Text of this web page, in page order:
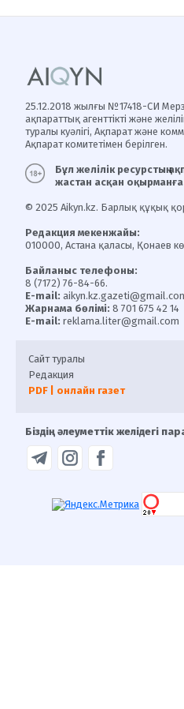
25.12.2018 жылғы №17418-СИ
ақпараттық агенттікті және
туралы куәлігі, Ақпарат және
Ақпарат комитетімен берілген.
Бұл желілік ресурстың
жастан асқан
© 2025 Aikyn.kz. Барлық құқық
Редакция мекенжайы:
010000, Астана қаласы, Қонаев
Байланыс телефоны:
8 (7172) 76-84-66.
E-mail:
Жарнама бөлімі: 8 701 675 42 14
E-mail: reklama.liter@gmail.com
Сайт туралы
Редакция
PDF | онлайн газет
Біздің әлеуметтік желідегі